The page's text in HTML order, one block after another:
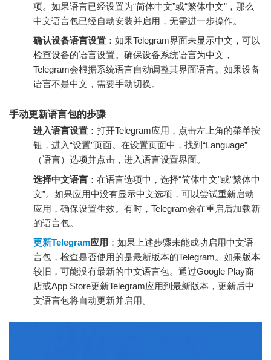
项。如果语言已经设置为“简体中文”或“繁体中文”，那么
中文语言包已经自动安装并启用，无需进一步操作。
确认设备语言设置 ：如果Telegram界面未显示中文，可以
检查设备的语言设置。确保设备系统语言为中文，
Telegram会根据系统语言自动调整其界面语言。如果设备
语言不是中文，需要手动切换。
手动更新语言包的步骤
进入语言设置 ：打开Telegram应用，点击左上角的菜单按
钮，进入“设置”页面。在设置页面中，找到“Language”
（语言）选项并点击，进入语言设置界面。
选择中文语言 ：在语言选项中，选择“简体中文”或“繁体中
文”。如果应用中没有显示中文选项，可以尝试重新启动
应用，确保设置生效。有时，Telegram会在重启后加载新
的语言包。
更新Telegram应用 ：如果上述步骤未能成功启用中文语
言包，检查是否使用的是最新版本的Telegram。如果版本
较旧，可能没有最新的中文语言包。通过Google Play商
店或App Store更新Telegram应用到最新版本，更新后中
文语言包将自动更新并启用。